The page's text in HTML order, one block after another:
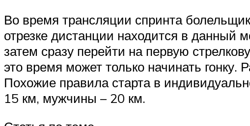
Во время трансляции спринта
отрезке дистанции находится в данный
затем сразу перейти на первую
это время может только начинать
Похожие правила старта в
15 км, мужчины – 20 км.